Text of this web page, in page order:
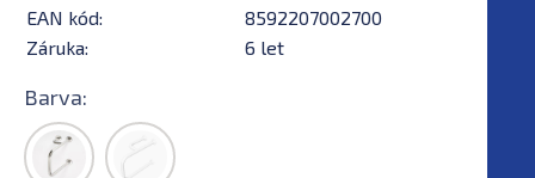
EAN kód:
8592207002700
Záruka:
6 let
Barva: